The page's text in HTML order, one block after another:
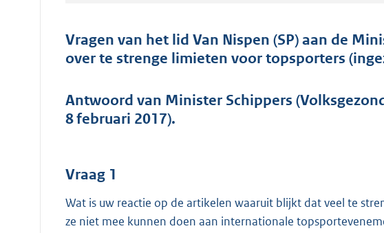
Vragen van het lid Van Nispen (SP) aan de
over te strenge limieten voor topsporters
Antwoord van Minister Schippers
8 februari 2017).
Vraag 1
Wat is uw reactie op de artikelen waaruit blijkt dat veel te
ze niet mee kunnen doen aan internationale